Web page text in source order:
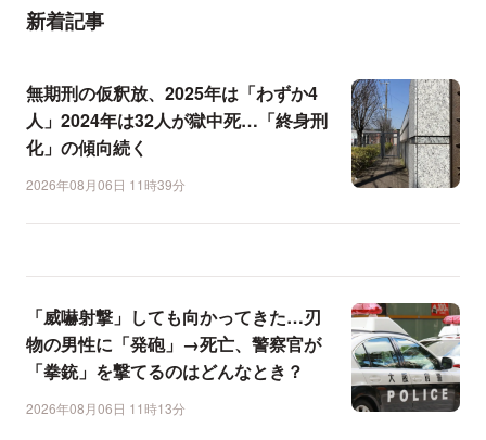
新着記事
無期刑の仮釈放、2025年は「わずか4
人」2024年は32人が獄中死…「終身刑
化」の傾向続く
2026年08月06日 11時39分
「威嚇射撃」しても向かってきた…刃
物の男性に「発砲」→死亡、警察官が
「拳銃」を撃てるのはどんなとき？
2026年08月06日 11時13分